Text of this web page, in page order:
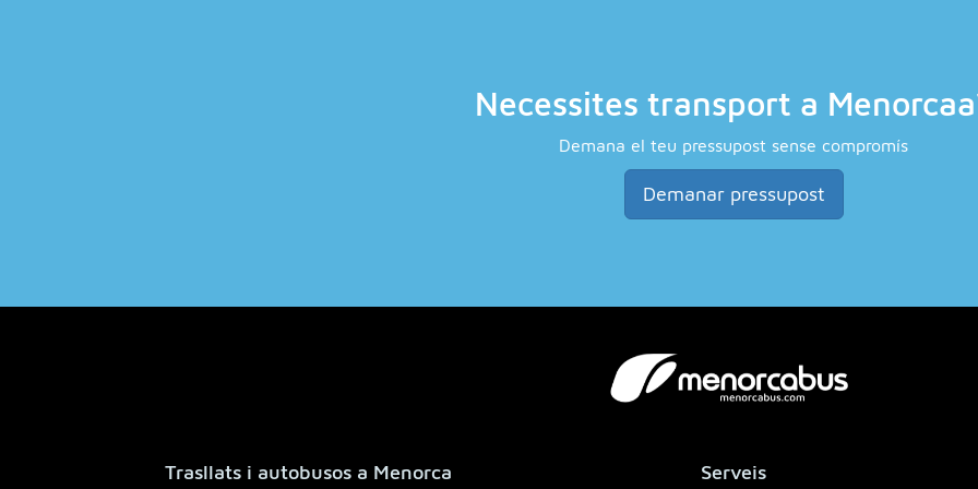
Necessites transport a
Demana el teu pressupost sense compromís
Demanar pressupost
Trasllats i autobusos a Menorca Serveis